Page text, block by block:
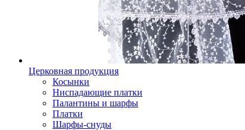
Церковная продукция
Косынки
Ниспадающие платки
Палантины и шарфы
Платки
Шарфы-снуды